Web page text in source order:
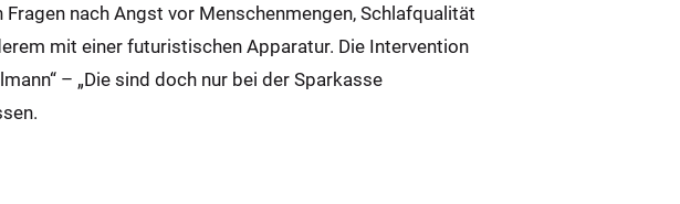
nach Angst vor Menschenmengen, Schlafqualität
mit einer futuristischen Apparatur. Die Intervention
– „Die sind doch nur bei der Sparkasse